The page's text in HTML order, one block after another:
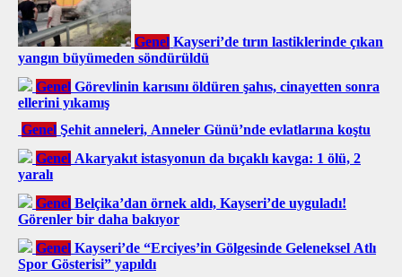
Genel Kayseri’de tırın lastiklerinde çıkan
yangın büyümeden söndürüldü
Genel Görevlinin karısını öldüren şahıs, cinayetten sonra
ellerini yıkamış
Genel Şehit anneleri, Anneler Günü’nde evlatlarına koştu
Genel Akaryakıt istasyonun da bıçaklı kavga: 1 ölü, 2
yaralı
Genel Belçika’dan örnek aldı, Kayseri’de uyguladı!
Görenler bir daha bakıyor
Genel Kayseri’de “Erciyes’in Gölgesinde Geleneksel Atlı
Spor Gösterisi” yapıldı